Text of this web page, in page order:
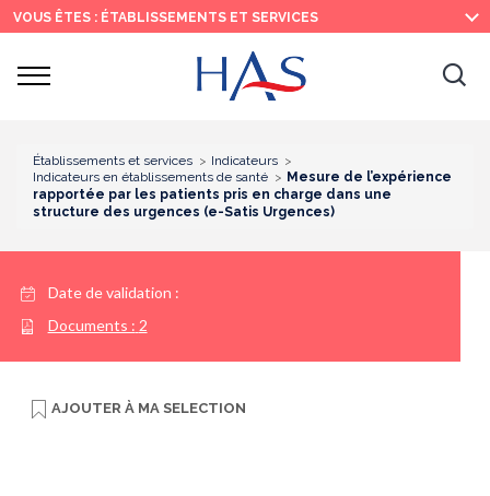
Recherche
Menu
principal
Contenu
principal
VOUS ÊTES : ÉTABLISSEMENTS ET SERVICES
Ouvrir
Établissements et services
Indicateurs
Indicateurs en établissements de santé
Mesure de l’expérience
rapportée par les patients pris en charge dans une
structure des urgences (e-Satis Urgences)
Date de validation :
Documents : 2
AJOUTER À MA SELECTION